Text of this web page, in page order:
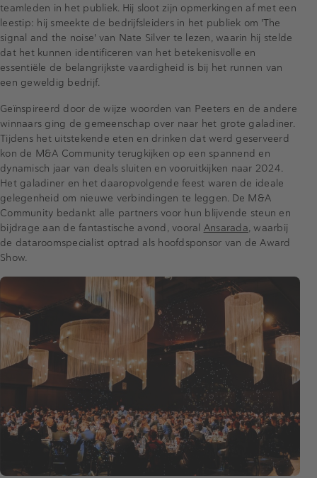
teamleden in het publiek. Hij sloot zijn opmerkingen af met een
leestip: hij smeekte de bedrijfsleiders in het publiek om 'The
signal and the noise' van Nate Silver te lezen, waarin hij stelde
dat het kunnen identificeren van het betekenisvolle en
essentiële de belangrijkste vaardigheid is bij het runnen van
een geweldig bedrijf.
Geïnspireerd door de wijze woorden van Peeters en de andere
winnaars ging de gemeenschap over naar het grote galadiner.
Tijdens het uitstekende eten en drinken dat werd geserveerd
kon de M&A Community terugkijken op een spannend en
dynamisch jaar van deals sluiten en vooruitkijken naar 2024.
Het galadiner en het daaropvolgende feest waren de ideale
gelegenheid om nieuwe verbindingen te leggen. De M&A
Community bedankt alle partners voor hun blijvende steun en
bijdrage aan de fantastische avond, vooral Ansarada, waarbij
de dataroomspecialist optrad als hoofdsponsor van de Award
Show.